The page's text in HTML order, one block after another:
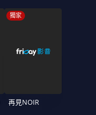
獨家
再見NOIR